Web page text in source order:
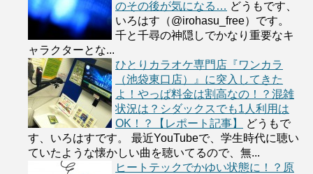
のその後が気になる… どうもです、
いろはす（@irohasu_free）です。
千と千尋の神隠しでかなり重要なキ
ャラクターとな...
ひとりカラオケ専門店『ワンカラ
（池袋東口店）』に突入してきた
よ！やっぱ料金は割高なの！？混雑
状況は？シダックスでも1人利用は
OK！？【レポート記事】
どうもで
す、いろはすです。 最近YouTubeで、学生時代に聴い
ていたような懐かしい曲を聴いてるので、無...
ヒートテックでかゆい状態に！？原